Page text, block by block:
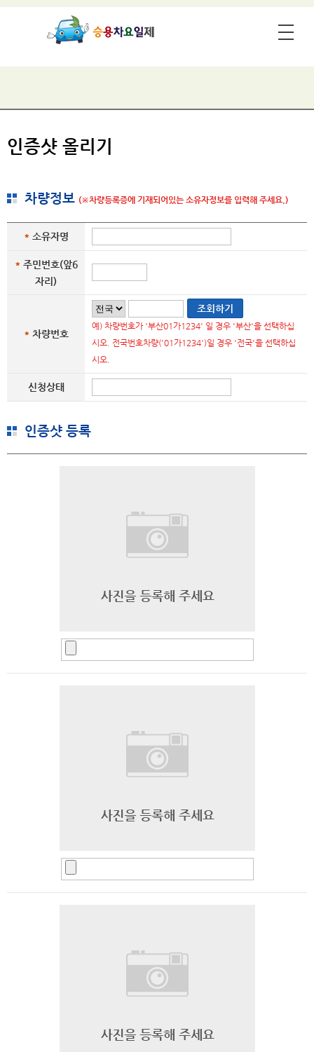
인증샷 올리기
차량정보 (※차량등록증에 기재되어있는 소유자정보를 입력해 주세요.)
정
* 소유자명
* 주민번호(앞6
자리)
* 차량번호
조회하기
예) 차량번호가 '부산01가1234' 일 경우 '부산'을 선택하십
시오. 전국번호차량('01가1234')일 경우 '전국'을 선택하십
시오.
신청상태
인증샷 등록